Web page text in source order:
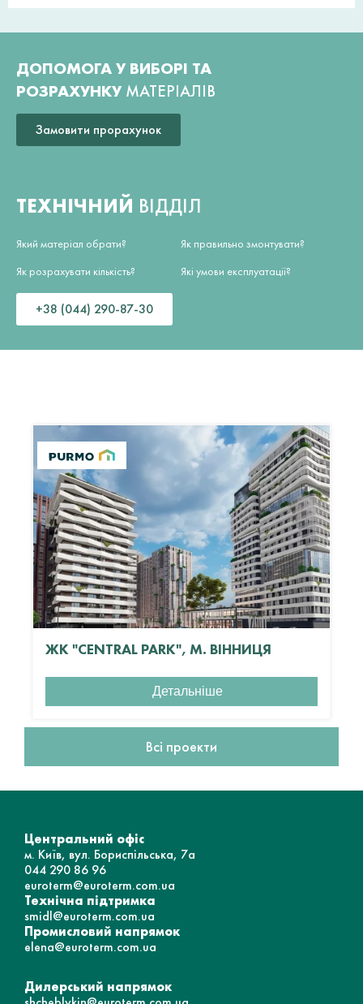
ДОПОМОГА У ВИБОРІ ТА
РОЗРАХУНКУ МАТЕРІАЛІВ
Замовити прорахунок
ТЕХНІЧНИЙ ВІДДІЛ
Який матеріал обрати?
Як розрахувати кількість?
Як правильно змонтувати?
Які умови експлуатації?
+38 (044) 290-87-30
ЖК "CENTRAL PARK", М. ВІННИЦЯ
Детальніше
Всі проекти
Центральний офіс
м. Київ, вул. Бориспільська, 7а
044 290 86 96
euroterm@euroterm.com.ua
Технічна підтримка
smidl@euroterm.com.ua
Промисловий напрямок
elena@euroterm.com.ua
Дилерський напрямок